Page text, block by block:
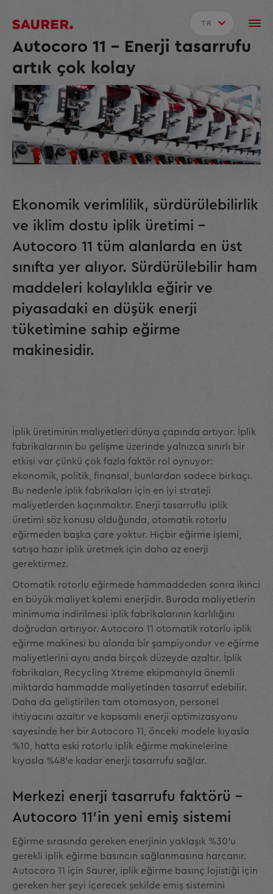
TR
Autocoro 11 - Enerji tasarrufu
artık çok kolay
Ekonomik verimlilik, sürdürülebilirlik
ve iklim dostu iplik üretimi -
Autocoro 11 tüm alanlarda en üst
sınıfta yer alıyor. Sürdürülebilir ham
maddeleri kolaylıkla eğirir ve
piyasadaki en düşük enerji
tüketimine sahip eğirme
makinesidir.
İplik üretiminin maliyetleri dünya çapında artıyor. İplik
fabrikalarının bu gelişme üzerinde yalnızca sınırlı bir
etkisi var çünkü çok fazla faktör rol oynuyor:
ekonomik, politik, finansal, bunlardan sadece birkaçı.
Bu nedenle iplik fabrikaları için en iyi strateji
maliyetlerden kaçınmaktır. Enerji tasarruflu iplik
üretimi söz konusu olduğunda, otomatik rotorlu
eğirmeden başka çare yoktur. Hiçbir eğirme işlemi,
satışa hazır iplik üretmek için daha az enerji
gerektirmez.
Otomatik rotorlu eğirmede hammaddeden sonra ikinci
en büyük maliyet kalemi enerjidir. Burada maliyetlerin
minimuma indirilmesi iplik fabrikalarının karlılığını
doğrudan artırıyor. Autocoro 11 otomatik rotorlu iplik
eğirme makinesi bu alanda bir şampiyondur ve eğirme
maliyetlerini aynı anda birçok düzeyde azaltır. İplik
fabrikaları, Recycling Xtreme ekipmanıyla önemli
miktarda hammadde maliyetinden tasarruf edebilir.
Daha da geliştirilen tam otomasyon, personel
ihtiyacını azaltır ve kapsamlı enerji optimizasyonu
sayesinde her bir Autocoro 11, önceki modele kıyasla
%10, hatta eski rotorlu iplik eğirme makinelerine
kıyasla %48'e kadar enerji tasarrufu sağlar.
Merkezi enerji tasarrufu faktörü –
Autocoro 11'in yeni emiş sistemi
Eğirme sırasında gereken enerjinin yaklaşık %30'u
gerekli iplik eğirme basıncın sağlanmasına harcanır.
Autocoro 11 için Saurer, iplik eğirme basınç lojistiği için
gereken her şeyi içerecek şekilde emiş sistemini